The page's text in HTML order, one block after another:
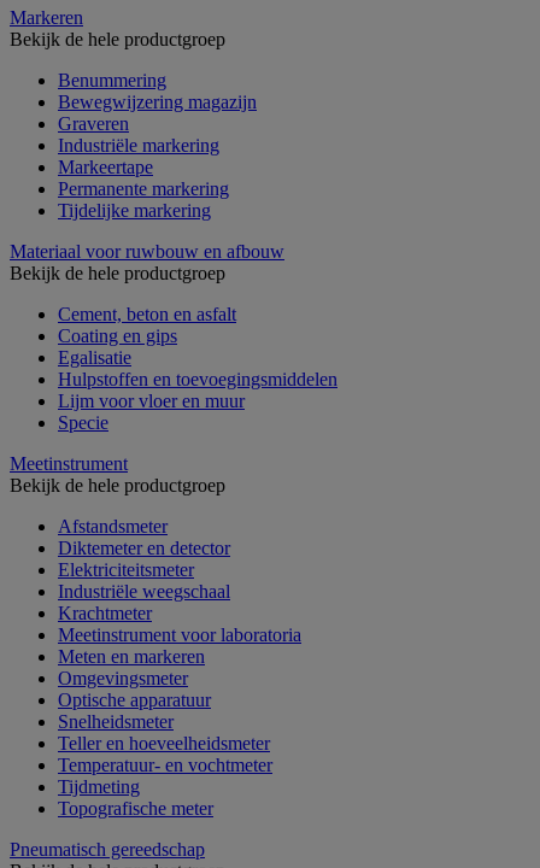
Markeren
Bekijk de hele productgroep
Benummering
Bewegwijzering magazijn
Graveren
Industriële markering
Markeertape
Permanente markering
Tijdelijke markering
Materiaal voor ruwbouw en afbouw
Bekijk de hele productgroep
Cement, beton en asfalt
Coating en gips
Egalisatie
Hulpstoffen en toevoegingsmiddelen
Lijm voor vloer en muur
Specie
Meetinstrument
Bekijk de hele productgroep
Afstandsmeter
Diktemeter en detector
Elektriciteitsmeter
Industriële weegschaal
Krachtmeter
Meetinstrument voor laboratoria
Meten en markeren
Omgevingsmeter
Optische apparatuur
Snelheidsmeter
Teller en hoeveelheidsmeter
Temperatuur- en vochtmeter
Tijdmeting
Topografische meter
Pneumatisch gereedschap